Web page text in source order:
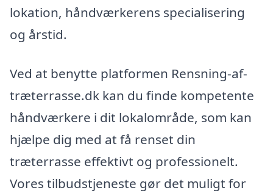
lokation, håndværkerens specialisering
og årstid.
Ved at benytte platformen Rensning-af-
træterrasse.dk kan du finde kompetente
håndværkere i dit lokalområde, som kan
hjælpe dig med at få renset din
træterrasse effektivt og professionelt.
Vores tilbudstjeneste gør det muligt for